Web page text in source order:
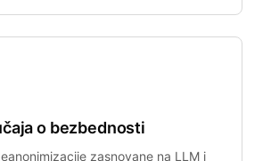
o bezbednosti
zasnovane na LLM i